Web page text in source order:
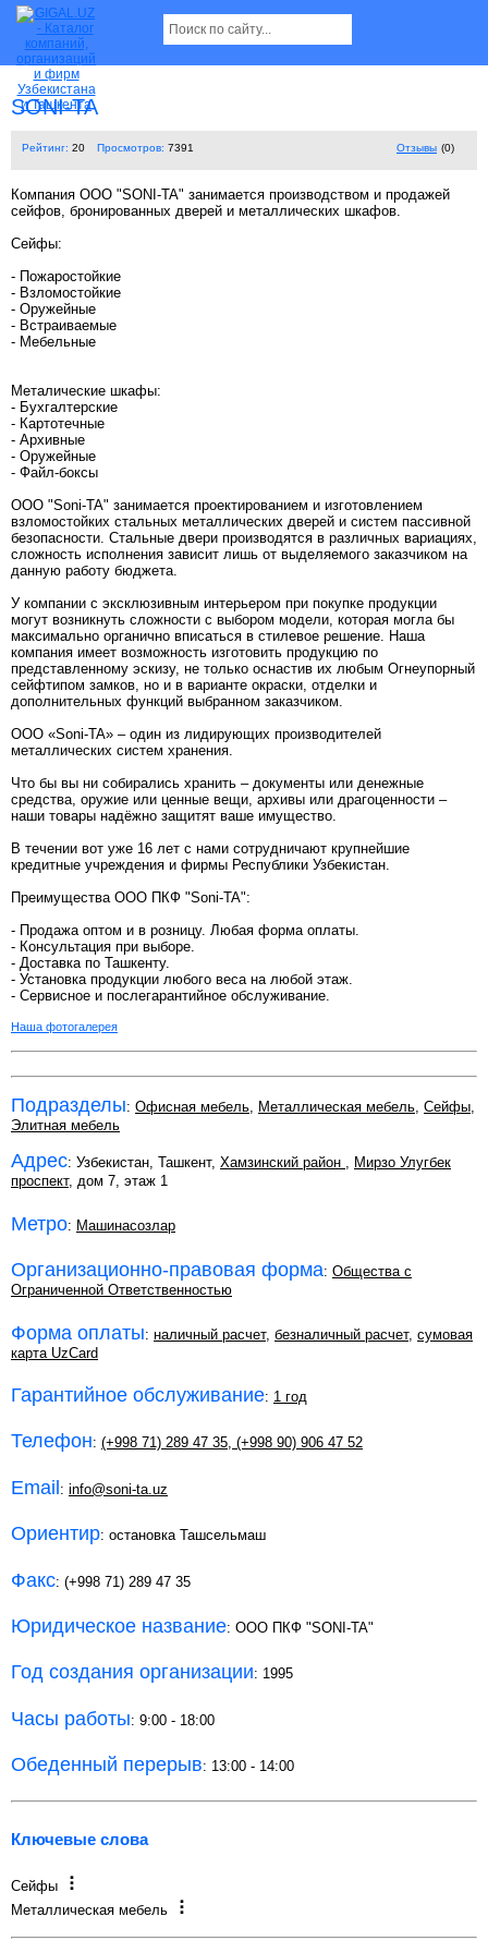
SONI-TA
Рейтинг: 20 Просмотров: 7391 Отзывы (0)
Компания ООО "SONI-TA" занимается производством и продажей
сейфов, бронированных дверей и металлических шкафов.
Сейфы:
- Пожаростойкие
- Взломостойкие
- Оружейные
- Встраиваемые
- Мебельные
Металические шкафы:
- Бухгалтерские
- Картотечные
- Архивные
- Оружейные
- Файл-боксы
ООО "Soni-TA" занимается проектированием и изготовлением
взломостойких стальных металлических дверей и систем пассивной
безопасности. Стальные двери производятся в различных вариациях,
сложность исполнения зависит лишь от выделяемого заказчиком на
данную работу бюджета.
У компании с эксклюзивным интерьером при покупке продукции
могут возникнуть сложности с выбором модели, которая могла бы
максимально органично вписаться в стилевое решение. Наша
компания имеет возможность изготовить продукцию по
представленному эскизу, не только оснастив их любым Огнеупорный
сейфтипом замков, но и в варианте окраски, отделки и
дополнительных функций выбранном заказчиком.
ООО «Soni-TA» – один из лидирующих производителей
металлических систем хранения.
Что бы вы ни собирались хранить – документы или денежные
средства, оружие или ценные вещи, архивы или драгоценности –
наши товары надёжно защитят ваше имущество.
В течении вот уже 16 лет с нами сотрудничают крупнейшие
кредитные учреждения и фирмы Республики Узбекистан.
Преимущества ООО ПКФ "Soni-TA":
- Продажа оптом и в розницу. Любая форма оплаты.
- Консультация при выборе.
- Доставка по Ташкенту.
- Установка продукции любого веса на любой этаж.
- Сервисное и послегарантийное обслуживание.
Наша фотогалерея
Подразделы: Офисная мебель, Металлическая мебель, Сейфы,
Элитная мебель
Адрес: Узбекистан, Ташкент, Хамзинский район , Мирзо Улугбек
проспект, дом 7, этаж 1
Метро: Машинасозлар
Организационно-правовая форма: Общества с
Ограниченной Ответственностью
Форма оплаты: наличный расчет, безналичный расчет, сумовая
карта UzCard
Гарантийное обслуживание: 1 год
Телефон: (+998 71) 289 47 35, (+998 90) 906 47 52
Email: info@soni-ta.uz
Ориентир: остановка Ташсельмаш
Факс: (+998 71) 289 47 35
Юридическое название: ООО ПКФ "SONI-TA"
Год создания организации: 1995
Часы работы: 9:00 - 18:00
Обеденный перерыв: 13:00 - 14:00
Ключевые слова
Сейфы
Металлическая мебель